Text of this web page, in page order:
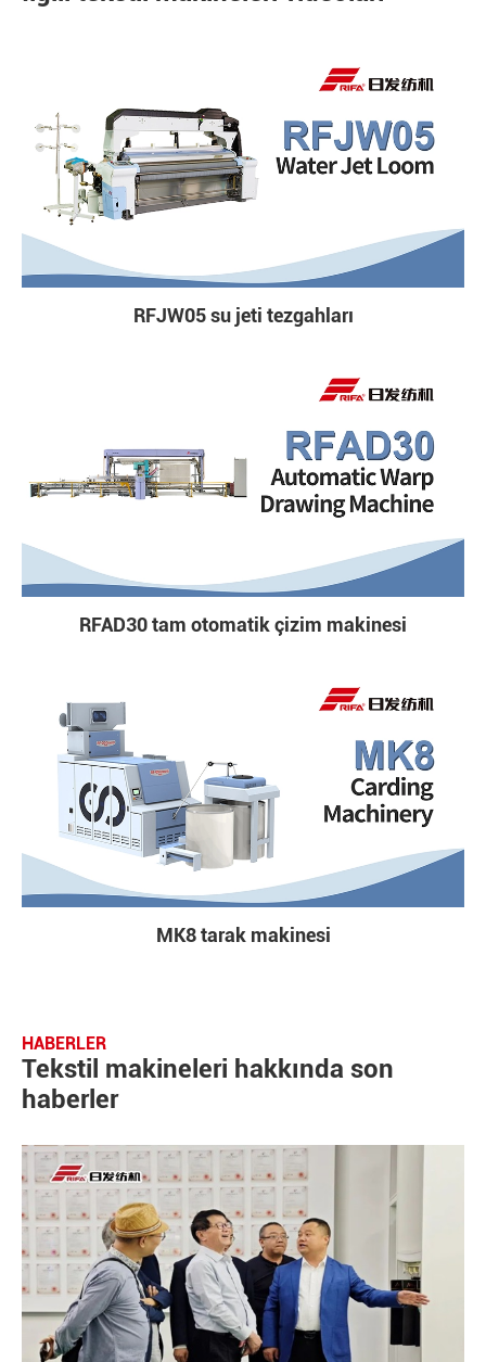
RFJW05 su jeti tezgahları
RFAD30 tam otomatik çizim makinesi
MK8 tarak makinesi
HABERLER
Tekstil makineleri hakkında son
haberler